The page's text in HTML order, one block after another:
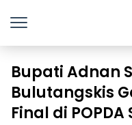
Bupati Adnan
Bulutangskis
Final di POPDA